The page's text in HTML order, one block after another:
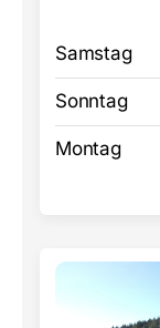
Samstag
Sonntag
Montag